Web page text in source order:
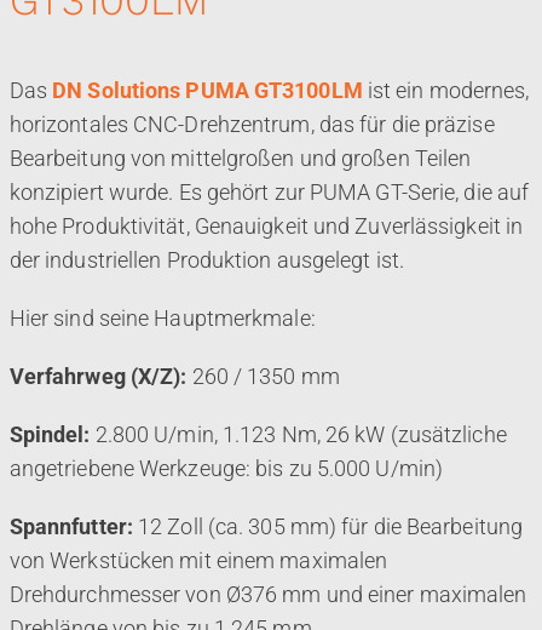
Das DN Solutions PUMA GT3100LM ist ein modernes,
horizontales CNC-Drehzentrum, das für die präzise
Bearbeitung von mittelgroßen und großen Teilen
konzipiert wurde. Es gehört zur PUMA GT-Serie, die auf
hohe Produktivität, Genauigkeit und Zuverlässigkeit in
der industriellen Produktion ausgelegt ist.
Hier sind seine Hauptmerkmale:
Verfahrweg (X/Z): 260 / 1350 mm
Spindel: 2.800 U/min, 1.123 Nm, 26 kW (zusätzliche
angetriebene Werkzeuge: bis zu 5.000 U/min)
Spannfutter: 12 Zoll (ca. 305 mm) für die Bearbeitung
von Werkstücken mit einem maximalen
Drehdurchmesser von Ø376 mm und einer maximalen